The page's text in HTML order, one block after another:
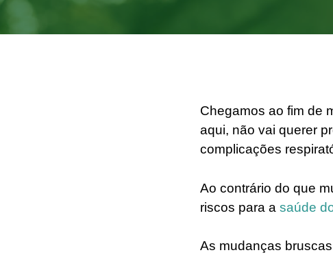
Chegamos ao fim de
aqui, não vai querer
complicações
Ao contrário do que
riscos para a saúde
As mudanças